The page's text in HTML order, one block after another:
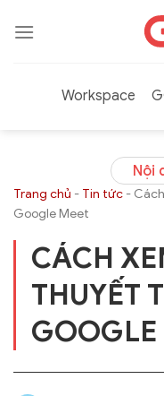
qua
Workspace
Nội
Trang chủ - Tin tức -
Google Meet
CÁCH
THUYẾT
GOOGLE